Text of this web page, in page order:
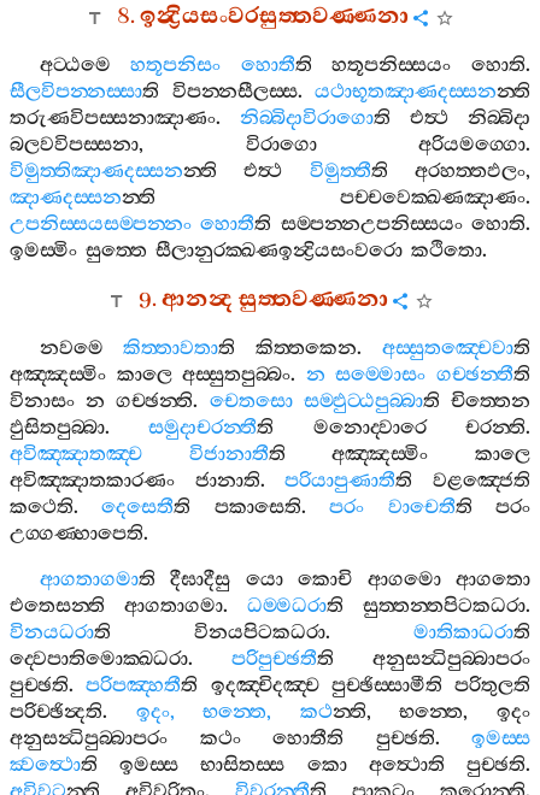
8.ඉන්‍ද්‍රියසංවරසුත‍්තවණ‍්ණනා
අට‍්ඨමෙ හතූපනිසං හොතීති හතූපනිස‍්සයං හොති.
සීලවිපන‍්නස‍්සාති විපන‍්නසීලස‍්ස. යථාභූතඤාණදස‍්සනන‍්ති
තරුණවිපස‍්සනාඤාණං. නිබ‍්බිදාවිරාගොති එත්‍ථ
නිබ‍්බිදා
බලවවිපස‍්සනා, විරාගො අරියමග‍්ගො.
විමුත‍්තිඤාණදස‍්සනන‍්ති එත්‍ථ විමුත‍්තීති අරහත‍්තඵලං,
ඤාණදස‍්සනන‍්ති පච‍්චවෙක‍්ඛණඤාණං.
උපනිස‍්සයසම‍්පන‍්නං හොතීති සම‍්පන‍්නඋපනිස‍්සයං හොති.
ඉමස‍්මිං සුත‍්තෙ සීලානුරක‍්ඛණඉන්‍ද්‍රියසංවරො කථිතො.
9.ආනන්‍ද සුත‍්තවණ‍්ණනා
නවමෙ කිත‍්තාවතාති කිත‍්තකෙන.අස‍්සුතඤ‍්චෙවාති
අඤ‍්ඤස‍්මිං කාලෙ අස‍්සුතපුබ‍්බං. න සම‍්මොසං ගච‍්ඡන‍්තීති
විනාසං න ගච‍්ඡන‍්ති. චෙතසො සම‍්ඵුට‍්ඨපුබ‍්බාති චිත‍්තෙන
ඵුසිතපුබ‍්බා.සමුදාචරන‍්තීති මනොද‍්වාරෙ චරන‍්ති.
අවිඤ‍්ඤාතඤ‍්ච
විජානාතීති අඤ‍්ඤස‍්මිං
කාලෙ
අවිඤ‍්ඤාතකාරණං
ජානාති.පරියාපුණාතීති
වළඤ‍්ජෙති
කථෙති.දෙසෙතීති පකාසෙති.පරං වාචෙතීති
පරං
උග‍්ගණ‍්හාපෙති.
ආගතාගමාති දීඝාදීසු යො කොචි ආගමො
ආගතො
එතෙසන‍්ති
ආගතාගමා. ධම‍්මධරාති සුත‍්තන‍්තපිටකධරා.
විනයධරාති විනයපිටකධරා. මාතිකාධරාති
ද‍්වෙපාතිමොක‍්ඛධරා. පරිපුච‍්ඡතීති
අනුසන්‍ධිපුබ‍්බාපරං
පුච‍්ඡති.පරිපඤ‍්හතීති ඉදඤ‍්චිදඤ‍්ච පුච‍්ඡිස‍්සාමීති පරිතුලති
පරිච‍්ඡින්‍දති. ඉදං,භන‍්තෙ, කථන‍්ති,භන‍්තෙ,ඉදං
අනුසන්‍ධිපුබ‍්බාපරං
කථං හොතීති පුච‍්ඡති. ඉමස‍්ස
ක්‍වත්‍ථොති ඉමස‍්ස භාසිතස‍්ස කො අත්‍ථොති පුච‍්ඡති.